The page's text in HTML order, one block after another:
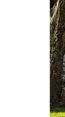
GM
más